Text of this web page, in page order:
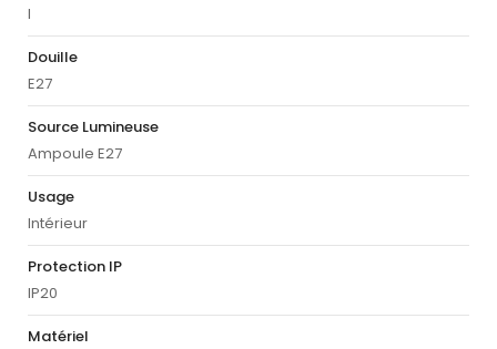
I
Douille
E27
Source Lumineuse
Ampoule E27
Usage
Intérieur
Protection IP
IP20
Matériel